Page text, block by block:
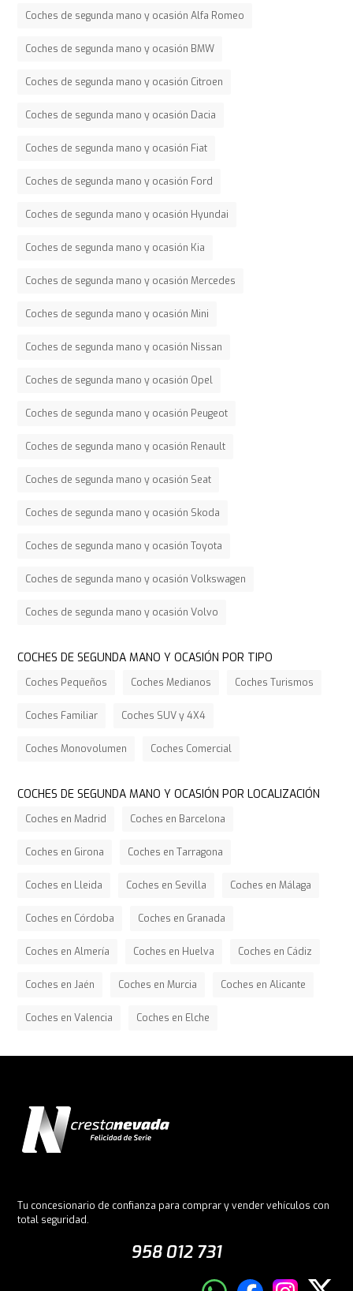
Coches de segunda mano y ocasión Alfa Romeo
Coches de segunda mano y ocasión BMW
Coches de segunda mano y ocasión Citroen
Coches de segunda mano y ocasión Dacia
Coches de segunda mano y ocasión Fiat
Coches de segunda mano y ocasión Ford
Coches de segunda mano y ocasión Hyundai
Coches de segunda mano y ocasión Kia
Coches de segunda mano y ocasión Mercedes
Coches de segunda mano y ocasión Mini
Coches de segunda mano y ocasión Nissan
Coches de segunda mano y ocasión Opel
Coches de segunda mano y ocasión Peugeot
Coches de segunda mano y ocasión Renault
Coches de segunda mano y ocasión Seat
Coches de segunda mano y ocasión Skoda
Coches de segunda mano y ocasión Toyota
Coches de segunda mano y ocasión Volkswagen
Coches de segunda mano y ocasión Volvo
COCHES DE SEGUNDA MANO Y OCASIÓN POR TIPO
Coches Pequeños Coches Medianos Coches Turismos
Coches Familiar Coches SUV y 4X4
Coches Monovolumen Coches Comercial
COCHES DE SEGUNDA MANO Y OCASIÓN POR LOCALIZACIÓN
Coches en Madrid Coches en Barcelona
Coches en Girona Coches en Tarragona
Coches en Lleida Coches en Sevilla Coches en Málaga
Coches en Córdoba Coches en Granada
Coches en Almería Coches en Huelva Coches en Cádiz
Coches en Jaén Coches en Murcia Coches en Alicante
Coches en Valencia Coches en Elche
Tu concesionario de confianza para comprar y vender vehículos con
total seguridad.
958 012 731